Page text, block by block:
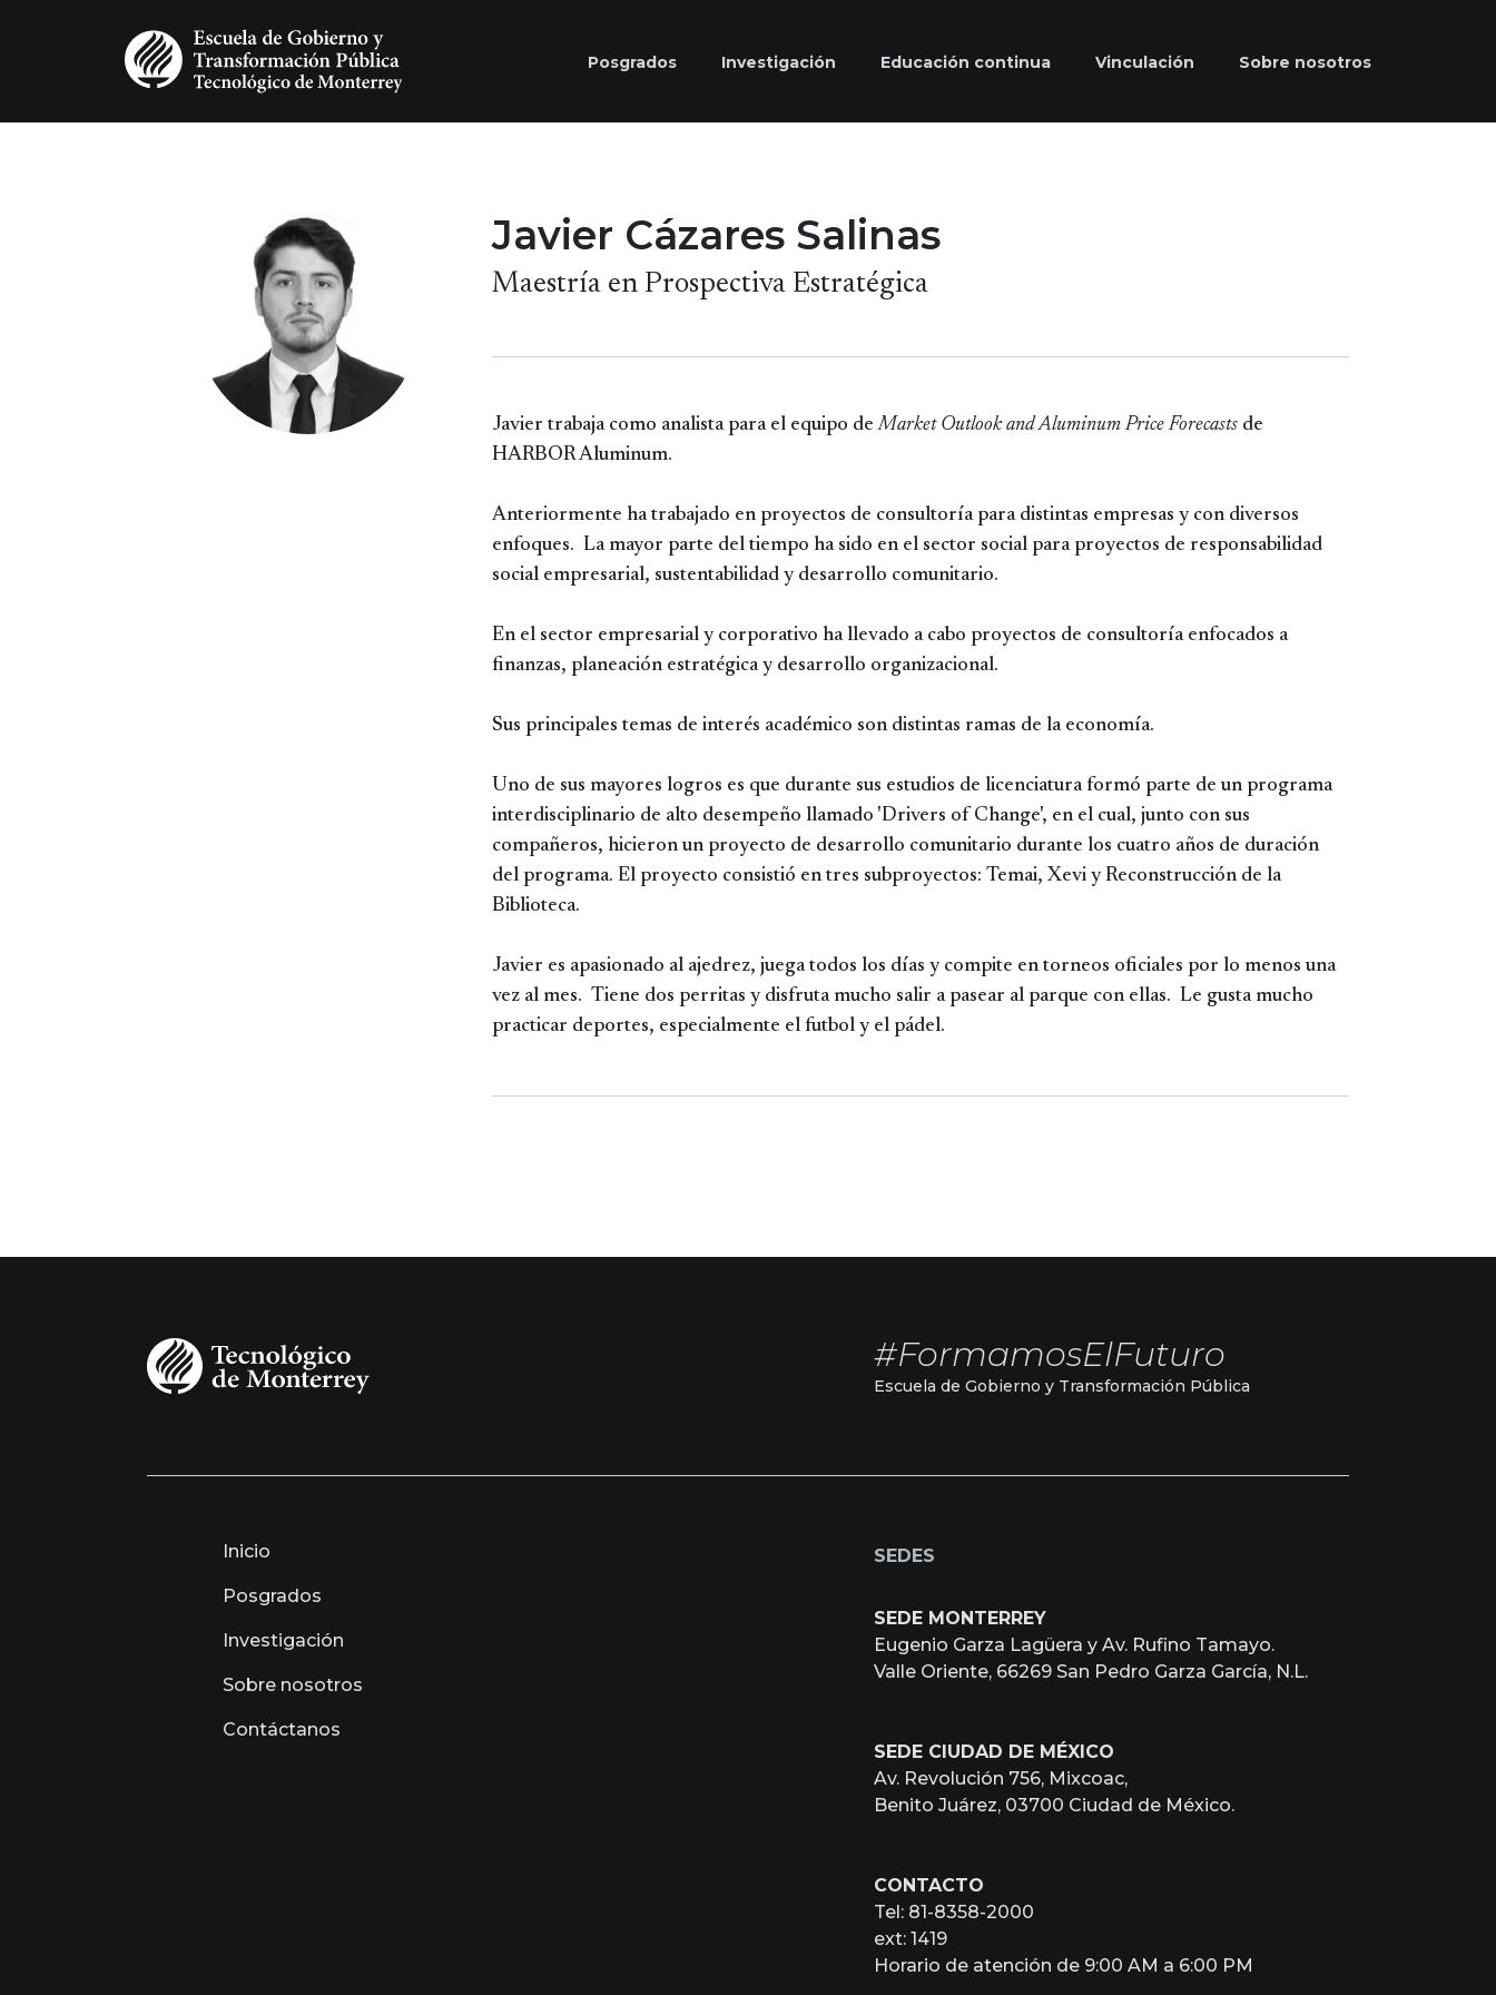
Posgrados Investigación Educación continua Vinculación Sobre nosotros
Javier Cázares Salinas
Maestría en Prospectiva Estratégica
Javier trabaja como analista para el equipo deMarket Outlook and Aluminum Price Forecasts de
HARBOR Aluminum.
Anteriormente ha trabajado en proyectos de consultoría para distintas empresas y con diversos
enfoques. La mayor parte del tiempo ha sido en el sector social para proyectos de responsabilidad
social empresarial, sustentabilidad y desarrollo comunitario.
En el sector empresarial y corporativo ha llevado a cabo proyectos de consultoría enfocados a
finanzas, planeación estratégica y desarrollo organizacional.
Sus principales temas de interés académico son distintas ramas de la economía.
Uno de sus mayores logros es que durante sus estudios de licenciatura formó parte de un programa
interdisciplinario de alto desempeño llamado 'Drivers of Change', en el cual, junto con sus
compañeros, hicieron un proyecto de desarrollo comunitario durante los cuatro años de duración
del programa. El proyecto consistió en tres subproyectos: Temai, Xevi y Reconstrucción de la
Biblioteca.
Javier es apasionado al ajedrez, juega todos los días y compite en torneos oficiales por lo menos una
vez al mes. Tiene dos perritas y disfruta mucho salir a pasear al parque con ellas. Le gusta mucho
practicar deportes, especialmente el futbol y el pádel.
#FormamosElFuturo
Escuela de Gobierno y Transformación Pública
Inicio
Posgrados
Investigación
Sobre nosotros
Contáctanos
SEDES
SEDE MONTERREY
Eugenio Garza Lagüera y Av. Rufino Tamayo.
Valle Oriente, 66269 San Pedro Garza García, N.L.
SEDE CIUDAD DE MÉXICO
Av. Revolución 756, Mixcoac,
Benito Juárez, 03700 Ciudad de México.
CONTACTO
Tel: 81-8358-2000
ext: 1419
Horario de atención de 9:00 AM a 6:00 PM